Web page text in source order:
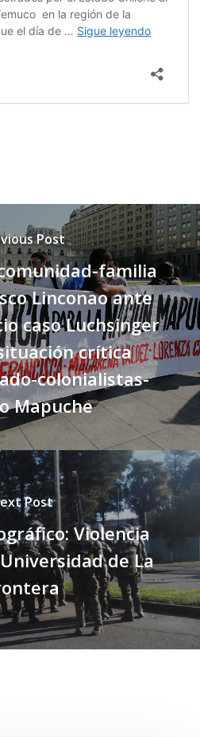
Post
familia
Linconao ante
caso Luchsinger
crítica
colonialistas-
Mapuche
Post
Violencia
de La